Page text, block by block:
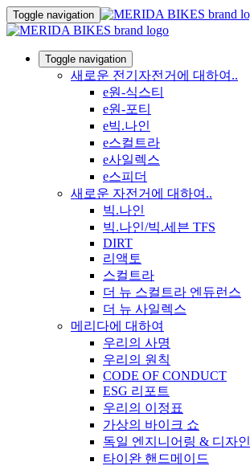
Toggle navigation
Toggle navigation
새로운 전기자전거에 대하여..
e원-식스티
e원-포티
e빅.나인
e스컬트라
e사일렉스
e스피더
새로운 자전거에 대하여..
빅.나인
빅.나인/빅.세븐 TFS
DIRT
리액토
스컬트라
더 뉴 스컬트라 엔듀런스
더 뉴 사일렉스
메리다에 대하여
우리의 사명
우리의 원칙
CODE OF CONDUCT
ESG 리포트
우리의 이정표
가상의 바이크 쇼
독일 엔지니어링 & 디자인
타이완 핸드메이드